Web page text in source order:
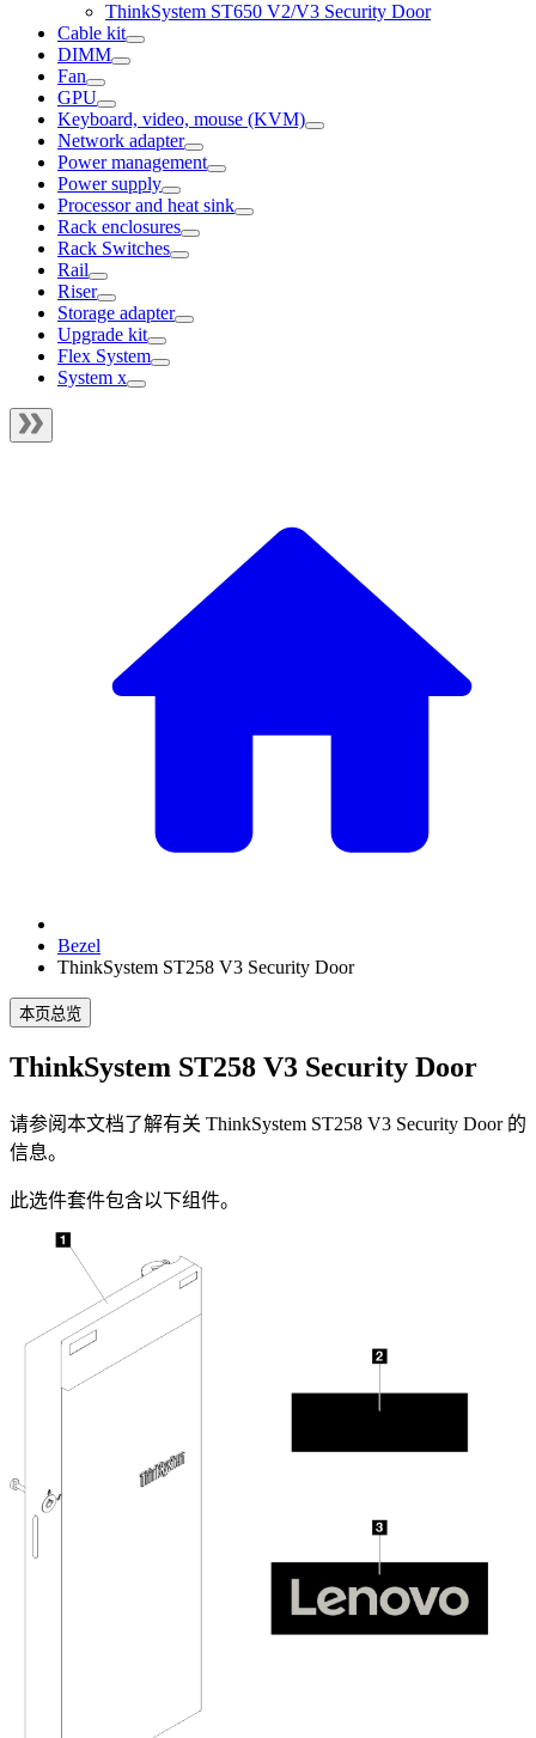
ThinkSystem ST650 V2/V3 Security Door
Cable kit
DIMM
Fan
GPU
Keyboard, video, mouse (KVM)
Network adapter
Power management
Power supply
Processor and heat sink
Rack enclosures
Rack Switches
Rail
Riser
Storage adapter
Upgrade kit
Flex System
System x
Bezel
ThinkSystem ST258 V3 Security Door
本页总览
ThinkSystem ST258 V3 Security Door
请参阅本文档了解有关 ThinkSystem ST258 V3 Security Door的
信息。
此选件套件包含以下组件。